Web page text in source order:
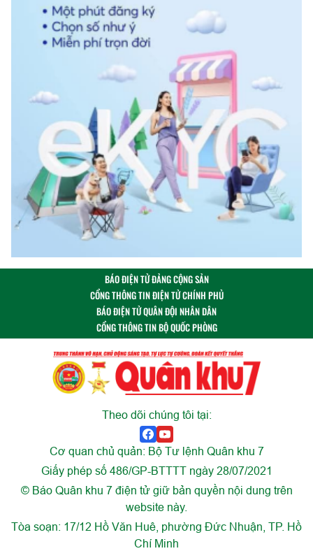
BÁO ĐIỆN TỬ ĐẢNG CỘNG SẢN
CỔNG THÔNG TIN ĐIỆN TỬ CHÍNH PHỦ
BÁO ĐIỆN TỬ QUÂN ĐỘI NHÂN DÂN
CỔNG THÔNG TIN BỘ QUỐC PHÒNG
Theo dõi chúng tôi tại:
Cơ quan chủ quản: Bộ Tư lệnh Quân khu 7
Giấy phép số 486/GP-BTTTT ngày 28/07/2021
© Báo Quân khu 7 điện tử giữ bản quyền nội dung trên
website này.
Tòa soạn: 17/12 Hồ Văn Huê, phường Đức Nhuận, TP. Hồ
Chí Minh